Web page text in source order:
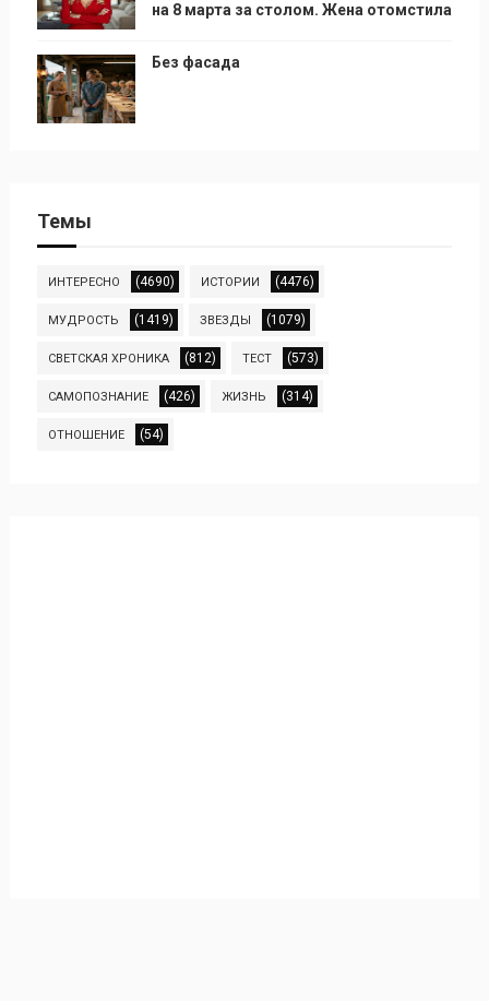
на 8 марта за столом. Жена отомстила
Без фасада
Темы
ИНТЕРЕСНО (4690) ИСТОРИИ (4476)
МУДРОСТЬ (1419) ЗВЕЗДЫ (1079)
СВЕТСКАЯ ХРОНИКА (812) ТЕСТ (573)
САМОПОЗНАНИЕ (426) ЖИЗНЬ (314)
ОТНОШЕНИЕ (54)